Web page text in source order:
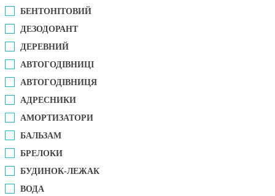
БЕНТОНІТОВИЙ
ДЕЗОДОРАНТ
ДЕРЕВНИЙ
АВТОГОДІВНИЦІ
АВТОГОДІВНИЦЯ
АДРЕСНИКИ
АМОРТИЗАТОРИ
БАЛЬЗАМ
БРЕЛОКИ
БУДИНОК-ЛЕЖАК
ВОДА